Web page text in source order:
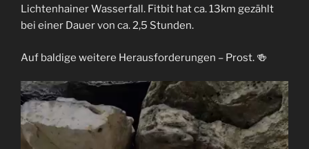
Lichtenhainer Wasserfall. Fitbit hat ca. 13km gezählt
bei einer Dauer von ca. 2,5 Stunden.
Auf baldige weitere Herausforderungen – Prost. 🍻